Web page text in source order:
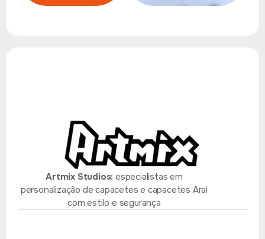
Artmix Studios: especialistas em
personalização de capacetes e capacetes Arai
com estilo e segurança